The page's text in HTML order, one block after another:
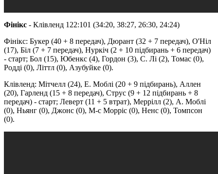
Фінікс - Клівленд 122:101 (34:20, 38:27, 26:30, 24:24)
Фінікс: Букер (40 + 8 передач), Дюрант (32 + 7 передач), О'Ніл
(17), Біл (7 + 7 передач), Нуркіч (2 + 10 підбирань + 6 передач)
- старт; Бол (15), Юбенкс (4), Гордон (3), С. Лі (2), Томас (0),
Родді (0), Літтл (0), Азубуйке (0).
Клівленд: Мітчелл (24), Е. Моблі (20 + 9 підбирань), Аллен
(20), Гарленд (15 + 8 передач), Струс (9 + 12 підбирань + 8
передач) - старт; Леверт (11 + 5 втрат), Меррілл (2), А. Моблі
(0), Ньянг (0), Джонс (0), М-с Морріс (0), Ненс (0), Томпсон
(0).